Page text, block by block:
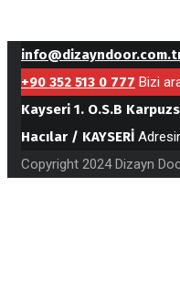
+90 352 513 0 777 Bizi
Kayseri 1. O.S.B
Hacılar / KAYSERİ
Copyright 2024 Dizayn